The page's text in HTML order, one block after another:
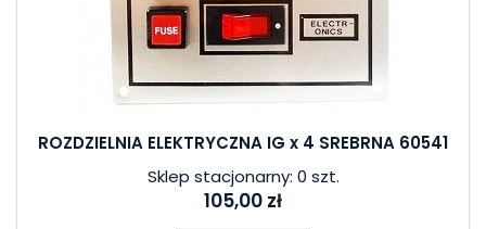
ROZDZIELNIA ELEKTRYCZNA IG x 4 SREBRNA 60541
Sklep stacjonarny: 0 szt.
105,00 zł